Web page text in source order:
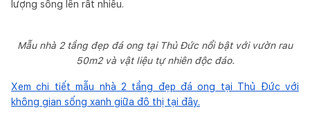
lượng sống lên rất nhiều.
Mẫu nhà 2 tầng đẹp đá ong tại Thủ Đức nổi bật với vườn rau
50m2 và vật liệu tự nhiên độc đáo.
Xem chi tiết mẫu nhà 2 tầng đẹp đá ong tại Thủ Đức với
không gian sống xanh giữa đô thị tại đây.